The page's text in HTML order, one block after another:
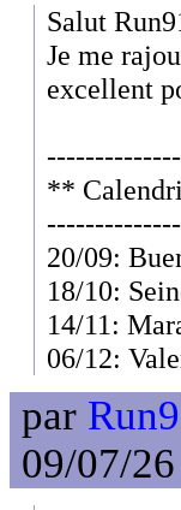
Salut
Je me
excellent
**
20/09:
18/10:
14/11:
06/12:
par
09/07/